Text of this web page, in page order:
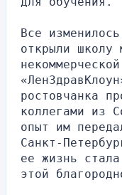
Все
открыли школу
ростовчанка
коллегами из
опыт им
Санкт-
ее жизнь
этой